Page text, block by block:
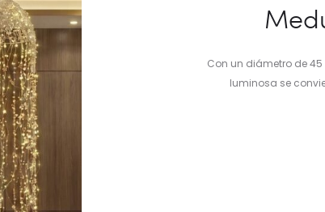
Con un diámetro de
luminosa se